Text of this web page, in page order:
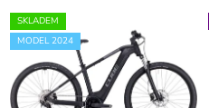
SKLADEM
MODEL 2024